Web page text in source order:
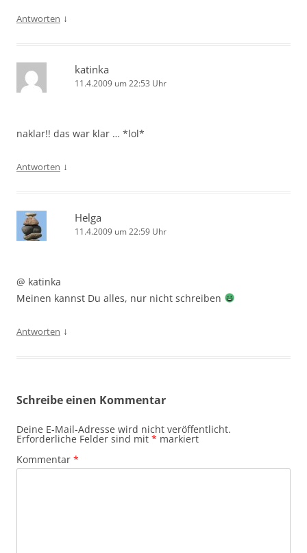
Antworten ↓
katinka
11.4.2009 um 22:53 Uhr
naklar!! das war klar … *lol*
Antworten ↓
Helga
11.4.2009 um 22:59 Uhr
@ katinka
Meinen kannst Du alles, nur nicht schreiben
Antworten ↓
Schreibe einen Kommentar
Deine E-Mail-Adresse wird nicht veröffentlicht.
Erforderliche Felder sind mit * markiert
Kommentar *